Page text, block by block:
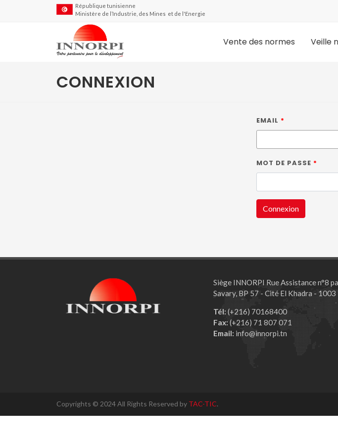
République tunisienne
Ministère de l’Industrie, des Mines et de l'Energie
Vente des normes Veille
CONNEXION
EMAIL
MOT DE PASSE
Connexion
Siège INNORPI Rue Assistance n°8
Savary, BP 57 - Cité El Khadra - 1003
Tél: (+216) 70168400
Fax: (+216) 71 807 071
Email: info@innorpi.tn
Copyrights © 2024 All Rights Reserved by TAC-TIC.